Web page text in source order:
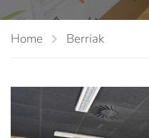
Home Berriak